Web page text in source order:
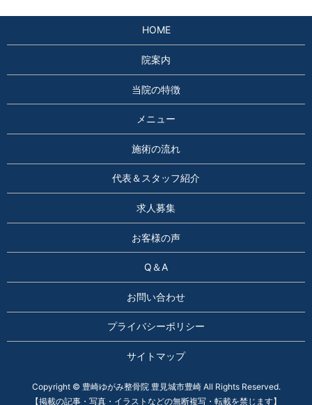
HOME
院案内
当院の特徴
メニュー
施術の流れ
代表＆スタッフ紹介
求人募集
お客様の声
Q＆A
お問い合わせ
プライバシーポリシー
サイトマップ
Copyright © 豊崎ゆがみ整骨院 豊見城市豊崎 All Rights Reserved.
【掲載の記事・写真・イラストなどの無断複写・転載を禁じます】